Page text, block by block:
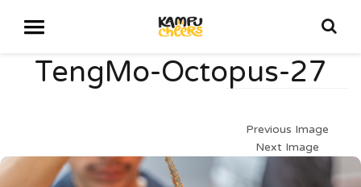
TengMo-Octopus-27
Previous Image
Next Image